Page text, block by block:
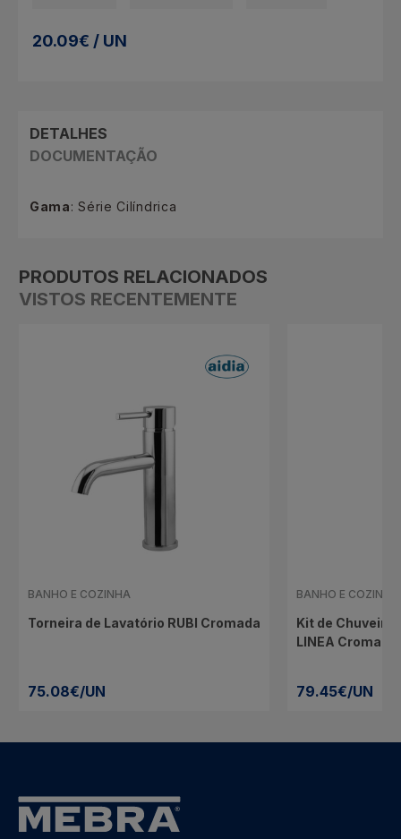
20.09€ / UN
DETALHES
DOCUMENTAÇÃO
Gama: Série Cilíndrica
PRODUTOS RELACIONADOS
VISTOS RECENTEMENTE
BANHO E COZINHA
Torneira de Lavatório RUBI Cromada
75.08€/UN
BANHO E COZINHA
Kit de Chuveiro
LINEA Cromado
79.45€/UN